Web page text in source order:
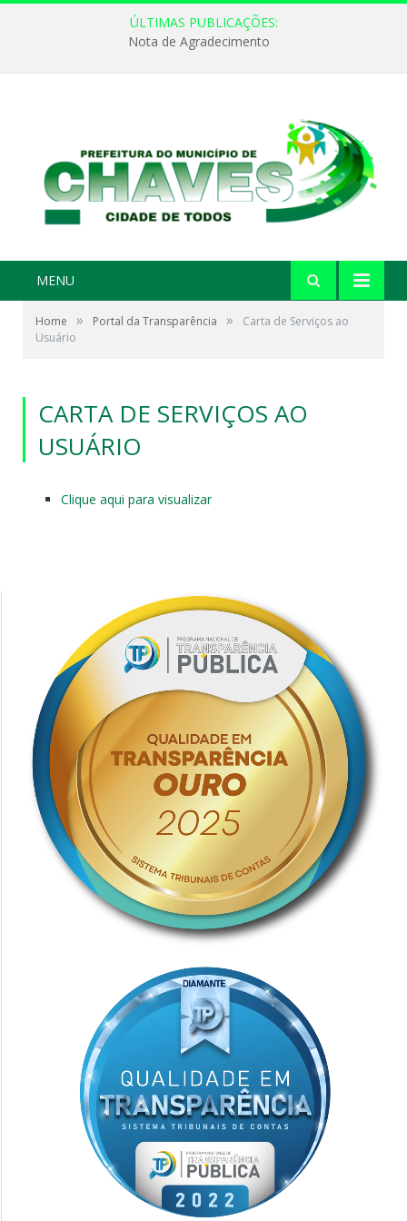
ÚLTIMAS PUBLICAÇÕES:
Nota de Agradecimento
MENU
Home » Portal da Transparência »
Carta de Serviços ao
Usuário
CARTA DE SERVIÇOS AO
USUÁRIO
Clique aqui para visualizar